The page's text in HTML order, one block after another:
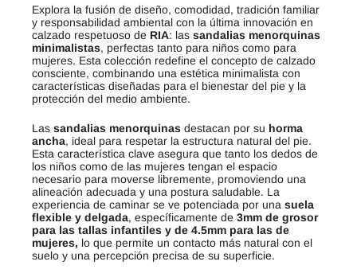
Explora la fusión de diseño, comodidad, tradición familiar
y responsabilidad ambiental con la última innovación en
calzado respetuoso de RIA: las sandalias menorquinas
minimalistas, perfectas tanto para niños como para
mujeres. Esta colección redefine el concepto de calzado
consciente, combinando una estética minimalista con
características diseñadas para el bienestar del pie y la
protección del medio ambiente.
Las sandalias menorquinas destacan por su horma
ancha, ideal para respetar la estructura natural del pie.
Esta característica clave asegura que tanto los dedos de
los niños como de las mujeres tengan el espacio
necesario para moverse libremente, promoviendo una
alineación adecuada y una postura saludable. La
experiencia de caminar se ve potenciada por una suela
flexible y delgada, específicamente de 3mm de grosor
para las tallas infantiles y de 4.5mm para las de
mujeres, lo que permite un contacto más natural con el
suelo y una percepción precisa de su superficie.